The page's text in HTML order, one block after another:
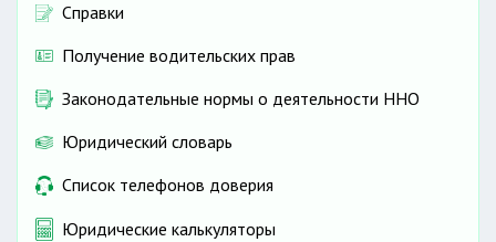
Справки
Получение водительских прав
Законодательные нормы о деятельности ННО
Юридический словарь
Список телефонов доверия
Юридические калькуляторы